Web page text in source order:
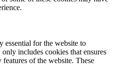
essential for the website to
includes cookies that ensures
of the website. These